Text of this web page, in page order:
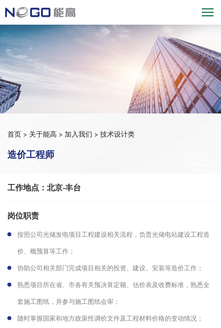
首页 > 关于能高 > 加入我们 > 技术设计类
造价工程师
工作地点：北京-丰台
岗位职责
按照公司光储发电项目工程建设相关流程，负责光储电站建设工程造
价、概预算等工作；
协助公司相关部门完成项目相关的投资、建设、安装等造价工作；
熟悉项目所在省、市各有关预决算定额、估价表及收费标准，熟悉全
套施工图纸，并参与施工图纸会审；
随时掌握国家和地方政策性调价文件及工程材料价格的变动情况；